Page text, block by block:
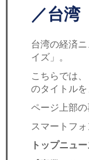
セミナー
経済ニュース
ＩＴ
飲食店情報
／台湾
台湾の経済
イズ」。
こちらでは
のタイトルを
ページ上部の
スマートフ
トップニュ